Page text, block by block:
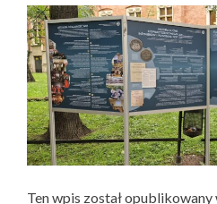
Ten wpis został opublikowany